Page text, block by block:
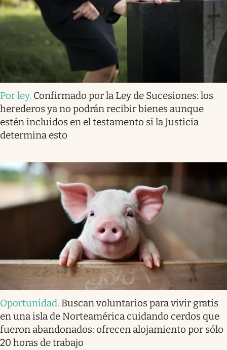
Por ley. Confirmado por la Ley de Sucesiones: los
herederos ya no podrán recibir bienes aunque
estén incluidos en el testamento si la Justicia
determina esto
Oportunidad. Buscan voluntarios para vivir gratis
en una isla de Norteamérica cuidando cerdos que
fueron abandonados: ofrecen alojamiento por sólo
20 horas de trabajo